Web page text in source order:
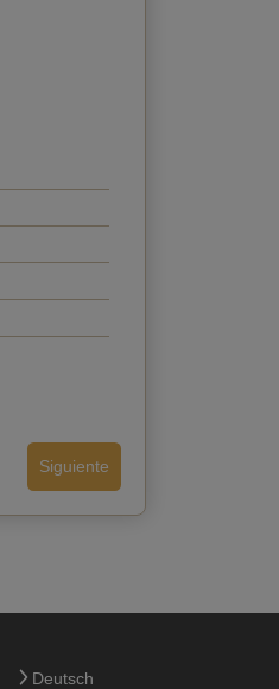
Siguiente
email
Volver
Deutsch